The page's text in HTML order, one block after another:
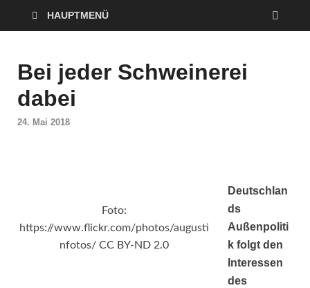
HAUPTMENÜ
Bei jeder Schweinerei
dabei
24. Mai 2018
Foto:
https://www.flickr.com/photos/augusti
nfotos/ CC BY-ND 2.0
Deutschlan
ds
Außenpoliti
k folgt den
Interessen
des